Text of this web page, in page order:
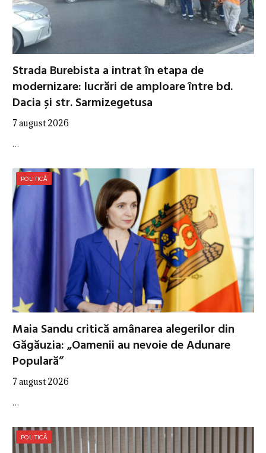
Strada Burebista a intrat în etapa de
modernizare: lucrări de amploare între bd.
Dacia și str. Sarmizegetusa
7 august 2026
…
POLITICĂ
Maia Sandu critică amânarea alegerilor din
Găgăuzia: „Oamenii au nevoie de Adunare
Populară”
7 august 2026
…
POLITICĂ